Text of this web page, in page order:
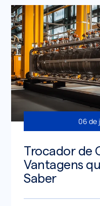
06 de
Trocador de
Vantagens
Saber